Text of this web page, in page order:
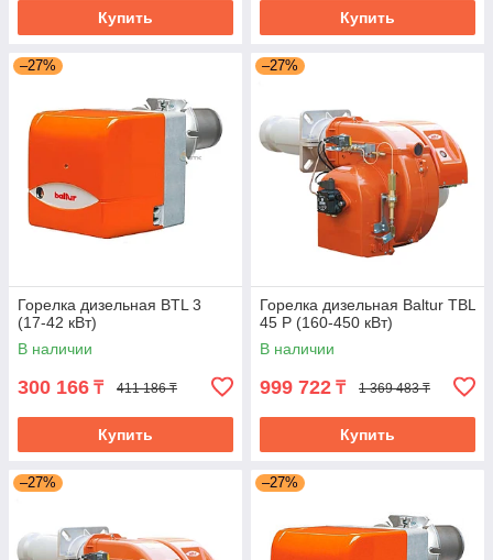
Купить Купить
–27%
Горелка дизельная BTL 3
(17-42 кВт)
В наличии
300 166 ₸ 411 186 ₸
Купить
–27%
Горелка дизельная Baltur TBL
45 P (160-450 кВт)
В наличии
999 722 ₸ 1 369 483 ₸
Купить
–27% –27%